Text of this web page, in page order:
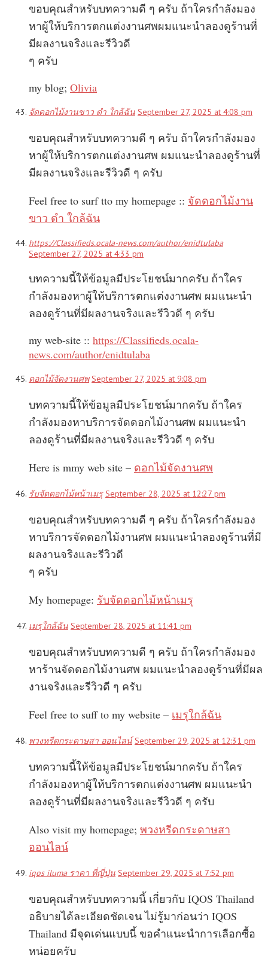
ขอบคุณสำหรับบทความดี ๆ ครับ ถ้าใครกำลังมอง
หาผู้ให้บริการตกแต่งงานศพผมแนะนำลองดูร้านที่
มีผลงานจริงและรีวิวดี
ๆ ครับ
my blog; Olivia
จัดดอกไม้งานขาว ดํา ใกล้ฉัน September 27, 2025 at 4:08 pm
ขอบคุณสำหรับบทความดี ๆ ครับ ถ้าใครกำลังมอง
หาผู้ให้บริการตกแต่งงานศพ ผมแนะนำลองดูร้านที่
มีผลงานจริงและรีวิวดี ๆ ครับ
Feel free to surf tto my homepage :: จัดดอกไม้งาน
ขาว ดํา ใกล้ฉัน
https://Classifieds.ocala-news.com/author/enidtulaba
September 27, 2025 at 4:33 pm
บทความนี้ให้ข้อมูลมีประโยชน์มากครับ ถ้าใคร
กำลังมองหาผู้ให้บริการตกแต่งงานศพ ผมแนะนำ
ลองดูร้านที่มีผลงานจริงและรีวิวดี ๆ ครับ
my web-site :: https://Classifieds.ocala-
news.com/author/enidtulaba
ดอกไม้จัดงานศพ September 27, 2025 at 9:08 pm
บทความนี้ให้ข้อมูลมีประโยชน์มากครับ ถ้าใคร
กำลังมองหาบริการจัดดอกไม้งานศพ ผมแนะนำ
ลองดูร้านที่มีผลงานจริงและรีวิวดี ๆ ครับ
Here is mmy web site – ดอกไม้จัดงานศพ
รับจัดดอกไม้หน้าเมรุ September 28, 2025 at 12:27 pm
ขอบคุณสำหรับบทความดี ๆ ครับ ถ้าใครกำลังมอง
หาบริการจัดดอกไม้งานศพ ผมแนะนำลองดูร้านที่มี
ผลงานจริงและรีวิวดี
ๆ ครับ
My homepage: รับจัดดอกไม้หน้าเมรุ
เมรุใกล้ฉัน September 28, 2025 at 11:41 pm
ขอบคุณสำหรับบทความดี ๆ ครับ ถ้าใครกำลังมอง
หาร้านจัดดอกไม้งานศพ ผมแนะนำลองดูร้านที่มีผล
งานจริงและรีวิวดี ๆ ครับ
Feel free to suff to my website – เมรุใกล้ฉัน
พวงหรีดกระดาษสา ออนไลน์ September 29, 2025 at 12:31 pm
บทความนี้ให้ข้อมูลมีประโยชน์มากครับ ถ้าใคร
กำลังมองหาผู้ให้บริการตกแต่งงานศพ ผมแนะนำ
ลองดูร้านที่มีผลงานจริงและรีวิวดี ๆ ครับ
Also visit my homepage; พวงหรีดกระดาษสา
ออนไลน์
iqos iluma ราคา ที่ญี่ปุ่น September 29, 2025 at 7:52 pm
ขอบคุณสำหรับบทความนี้ เกี่ยวกับ IQOS Thailand
อธิบายได้ละเอียดชัดเจน ไม่รู้มาก่อนว่า IQOS
Thailand มีจุดเด่นแบบนี้ ขอคำแนะนำการเลือกซื้อ
หน่อยครับ